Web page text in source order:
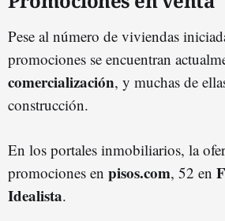
Pese al número de viviendas
promociones se encuentran
comercialización, y muchas de
construcción.
En los portales inmobiliarios, la
promociones en pisos.com, 52 en
Idealista.